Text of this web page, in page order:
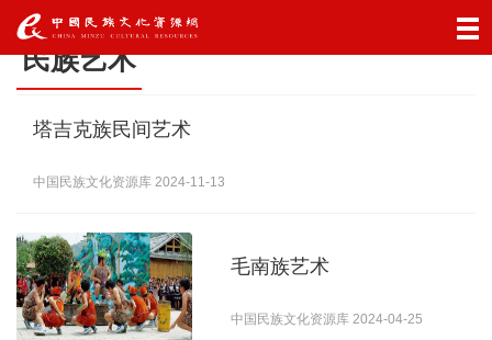
首页
艺术
影视作品
节日
欢乐节日
民族艺术
塔吉克族民间艺术
中国民族文化资源库 2024-11-13
毛南族艺术
中国民族文化资源库 2024-04-25